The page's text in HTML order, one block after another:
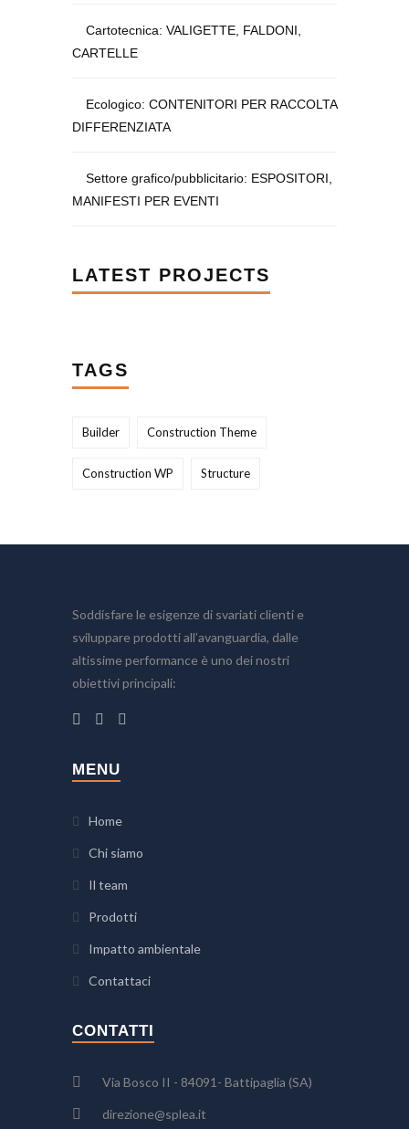
Cartotecnica: VALIGETTE, FALDONI,
CARTELLE
Ecologico: CONTENITORI PER RACCOLTA
DIFFERENZIATA
Settore grafico/pubblicitario: ESPOSITORI,
MANIFESTI PER EVENTI
LATEST PROJECTS
TAGS
Builder Construction Theme
Construction WP Structure
Soddisfare le esigenze di svariati clienti e
sviluppare prodotti all’avanguardia, dalle
altissime performance è uno dei nostri
obiettivi principali:
MENU
Home
Chi siamo
Il team
Prodotti
Impatto ambientale
Contattaci
CONTATTI
Via Bosco II - 84091- Battipaglia (SA)
direzione@splea.it